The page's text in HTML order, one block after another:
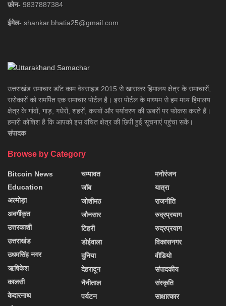
फ़ोन- 9837887384
ईमेल- shankar.bhatia25@gmail.com
उत्तराखंड समाचार डाॅट काम वेबसाइड 2015 से खासकर हिमालय क्षेत्र के समाचारों,
सरोकारों को समर्पित एक समाचार पोर्टल है। इस पोर्टल के माध्यम से हम मध्य हिमालय
क्षेत्र के गांवों, गाड़, गधेरों, शहरों, कस्बों और पर्यावरण की खबरों पर फोकस करते हैं।
हमारी कोशिश है कि आपको इस वंचित क्षेत्र की छिपी हुई सूचनाएं पहुंचा सकें।
संपादक
Browse by Category
Bitcoin News
Education
अल्मोड़ा
अवर्गीकृत
उत्तरकाशी
उत्तराखंड
उधमसिंह नगर
ऋषिकेश
कालसी
केदारनाथ
चम्पावत
जॉब
जोशीमठ
जौनसार
टिहरी
डोईवाला
दुनिया
देहरादून
नैनीताल
पर्यटन
मनोरंजन
यात्रा
राजनीति
रुद्रप्रयाग
रुद्रप्रयाग
विकासनगर
वीडियो
संपादकीय
संस्कृति
साक्षात्कार